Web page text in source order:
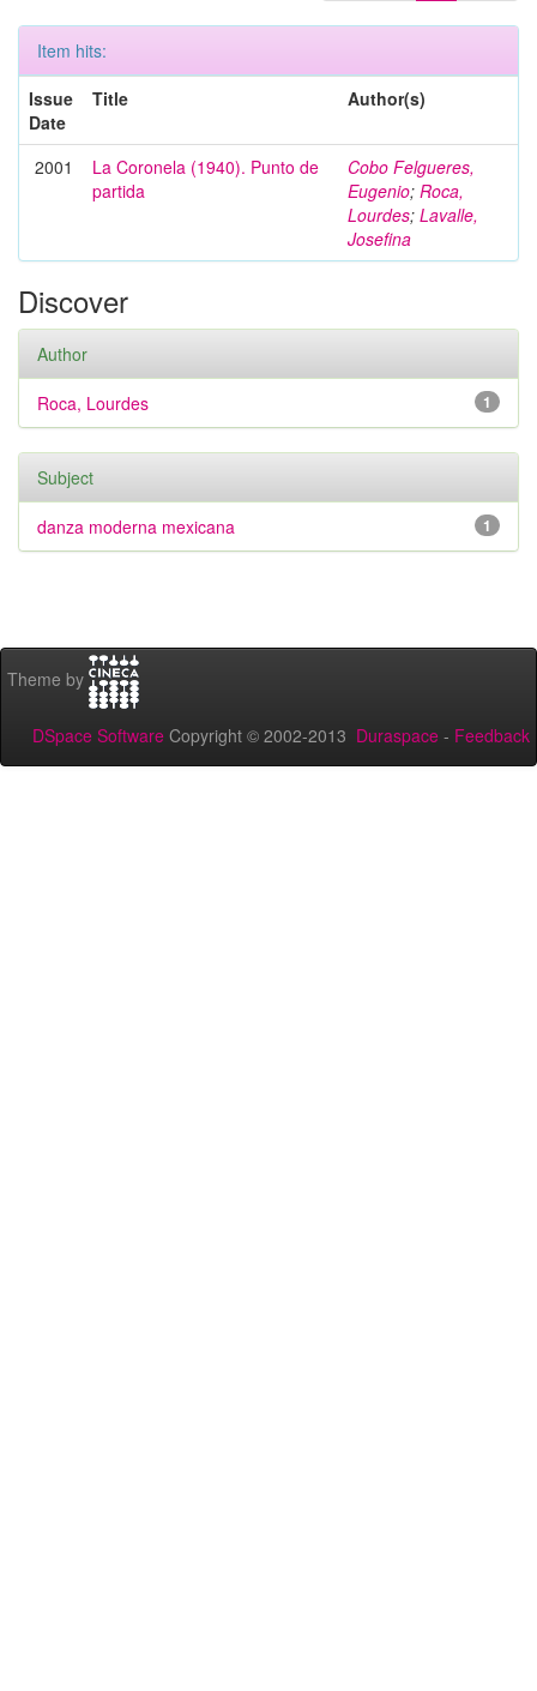
Item hits:
Issue
Date
Title Author(s)
2001
La Coronela (1940). Punto de
partida
Cobo Felgueres,
Eugenio; Roca,
Lourdes; Lavalle,
Josefina
Discover
Author
1
Roca, Lourdes
Subject
1
danza moderna mexicana
Theme by
DSpace Software Copyright © 2002-2013 Duraspace - Feedback